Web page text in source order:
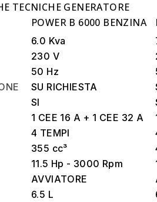
TECNICHE GENERATORE
POWER B 6000 BENZINA
6.0 Kva
230 V
50 Hz
SU RICHIESTA
SI
1 CEE 16 A + 1 CEE 32 A
4 TEMPI
355 cc³
11.5 Hp - 3000 Rpm
AVVIATORE
6.5 L